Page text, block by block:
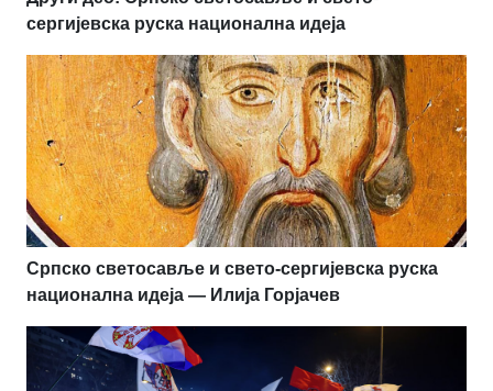
сергијевска руска национална идеја
Српско светосавље и свето-сергијевска руска
национална идеја — Илија Горјачев